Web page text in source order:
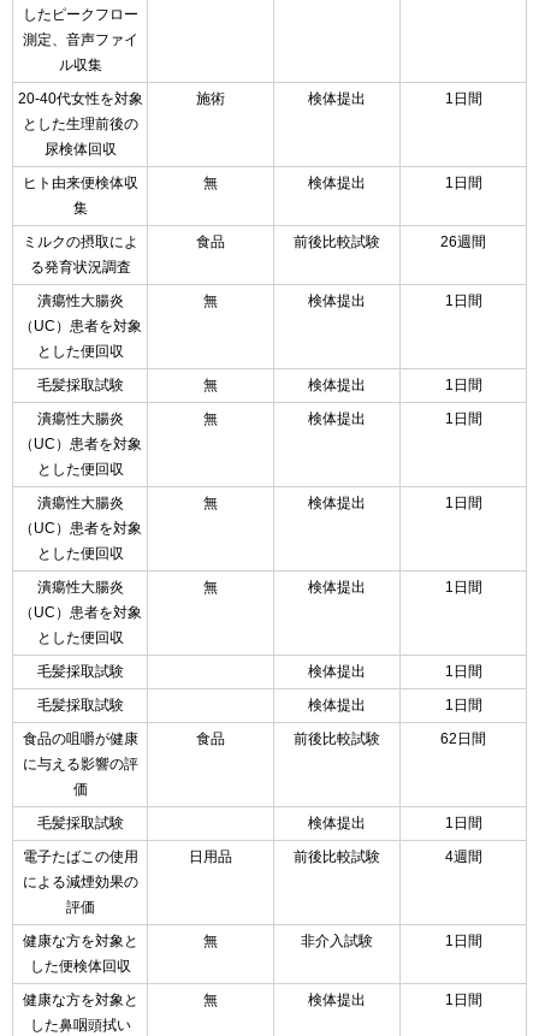
したピークフロー
測定、音声ファイ
ル収集
20-40代女性を対象
とした生理前後の
尿検体回収
施術 検体提出 1日間
ヒト由来便検体収
集
無 検体提出 1日間
ミルクの摂取によ
る発育状況調査
食品 前後比較試験 26週間
潰瘍性大腸炎
（UC）患者を対象
とした便回収
無 検体提出 1日間
毛髪採取試験 無 検体提出
1日間
潰瘍性大腸炎
（UC）患者を対象
とした便回収
無 検体提出 1日間
潰瘍性大腸炎
（UC）患者を対象
とした便回収
無 検体提出 1日間
潰瘍性大腸炎
（UC）患者を対象
とした便回収
無 検体提出 1日間
毛髪採取試験 検体提出
1日間
毛髪採取試験
検体提出
1日間
食品の咀嚼が健康
に与える影響の評
価
食品 前後比較試験 62日間
毛髪採取試験 検体提出
1日間
電子たばこの使用
による減煙効果の
評価
日用品 前後比較試験 4週間
健康な方を対象と
した便検体回収
無 非介入試験 1日間
健康な方を対象と
した鼻咽頭拭い
無 検体提出 1日間